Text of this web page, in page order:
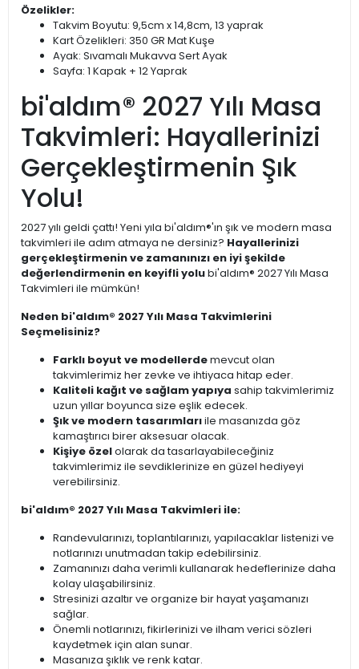
Özelikler:
Takvim Boyutu: 9,5cm x 14,8cm, 13 yaprak
Kart Özelikleri: 350 GR Mat Kuşe
Ayak: Sıvamalı Mukavva Sert Ayak
Sayfa: 1 Kapak + 12 Yaprak
bi'aldım® 2027 Yılı Masa
Takvimleri: Hayallerinizi
Gerçekleştirmenin Şık
Yolu!
2027 yılı geldi çattı! Yeni yıla bi'aldım®'ın şık ve modern masa
takvimleri ile adım atmaya ne dersiniz? Hayallerinizi
gerçekleştirmenin ve zamanınızı en iyi şekilde
değerlendirmenin en keyifli yolubi'aldım® 2027 Yılı Masa
Takvimleri ile mümkün!
Neden bi'aldım® 2027 Yılı Masa Takvimlerini
Seçmelisiniz?
Farklı boyut ve modellerdemevcut olan
takvimlerimiz her zevke ve ihtiyaca hitap eder.
Kaliteli kağıt ve sağlam yapıya sahip takvimlerimiz
uzun yıllar boyunca size eşlik edecek.
Şık ve modern tasarımlarıile masanızda göz
kamaştırıcı birer aksesuar olacak.
Kişiye özelolarak da tasarlayabileceğiniz
takvimlerimiz ile sevdiklerinize en güzel hediyeyi
verebilirsiniz.
bi'aldım® 2027 Yılı Masa Takvimleri ile:
Randevularınızı, toplantılarınızı, yapılacaklar listenizi ve
notlarınızı unutmadan takip edebilirsiniz.
Zamanınızı daha verimli kullanarak hedeflerinize daha
kolay ulaşabilirsiniz.
Stresinizi azaltır ve organize bir hayat yaşamanızı
sağlar.
Önemli notlarınızı, fikirlerinizi ve ilham verici sözleri
kaydetmek için alan sunar.
Masanıza şıklık ve renk katar.